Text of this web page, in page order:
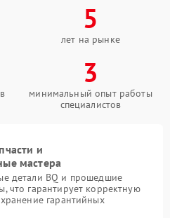
5
лет на рынке
3
минимальный опыт работы
специалистов
и
мастера
детали BQ и прошедшие
что гарантирует корректную
гарантийных